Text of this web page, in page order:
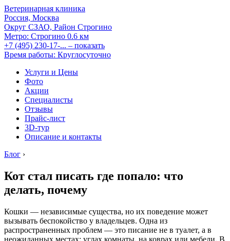
Ветеринарная клиника
Россия, Москва
Округ СЗАО, Район Строгино
Метро: Строгино 0.6 км
+7 (495) 230-17-... – показать
Время работы: Круглосуточно
Услуги и Цены
Фото
Акции
Специалисты
Отзывы
Прайс-лист
3D-тур
Описание и контакты
Блог ›
Кот стал писать где попало: что
делать, почему
Кошки — независимые существа, но их поведение может
вызывать беспокойство у владельцев. Одна из
распространенных проблем — это писание не в туалет, а в
неожиданных местах: углах комнаты, на коврах или мебели. В